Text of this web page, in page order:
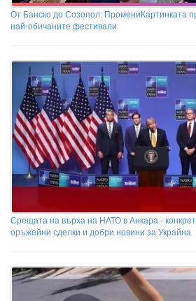
От Банско до Созопол: ПромениКартинката
най-обичаните фестивали
Срещата на върха на НАТО в Анкара -
оръжейни сделки и добри новини за Украйна